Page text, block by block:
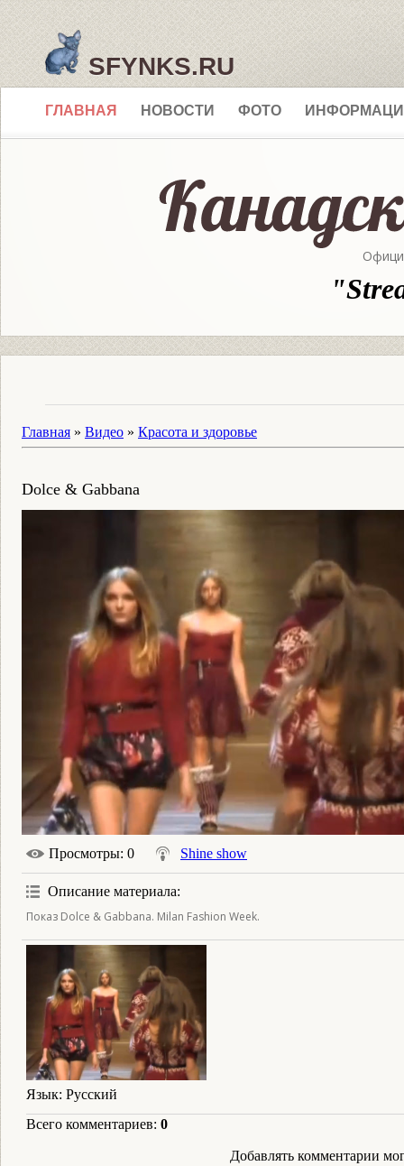
SFYNKS.RU
ГЛАВНАЯ НОВОСТИ ФОТО
Главная » Видео » Красота и здоровье
Dolce & Gabbana
Просмотры: 0 Shine show
Описание материала:
Показ Dolce & Gabbana. Milan Fashion Week.
Язык: Русский
Всего комментариев: 0
Добавлять комментарии